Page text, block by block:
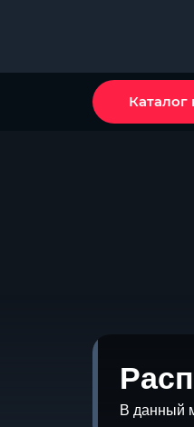
Каталог
В данный